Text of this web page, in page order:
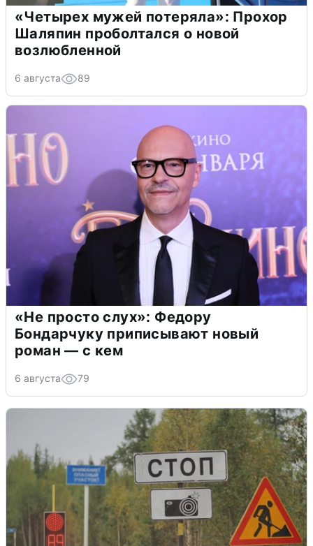
«Четырех мужей потеряла»: Прохор
Шаляпин проболтался о новой
возлюбленной
6 августа 89
«Не просто слух»: Федору
Бондарчуку приписывают новый
роман — с кем
6 августа 79